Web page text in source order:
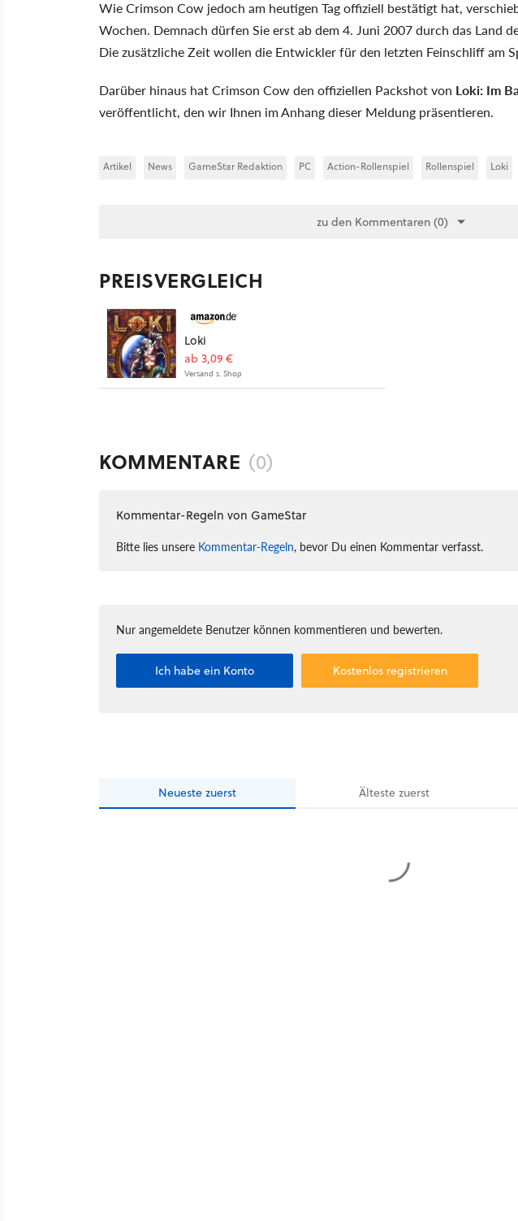
Wie Crimson Cow jedoch am heutigen Tag offiziell bestätigt hat,
Wochen. Demnach dürfen Sie erst ab dem 4. Juni 2007 durch das Land
Die zusätzliche Zeit wollen die Entwickler für den letzten Feinschliff am
Darüber hinaus hat Crimson Cow den offiziellen Packshot von Loki: Im
veröffentlicht, den wir Ihnen im Anhang dieser Meldung präsentieren.
Artikel News GameStar Redaktion PC Action-Rollenspiel Rollenspiel Loki
zu den Kommentaren (0)
PREISVERGLEICH
Loki
ab 3,09 €
Versand s. Shop
KOMMENTARE (0)
Kommentar-Regeln von GameStar
Bitte lies unsere Kommentar-Regeln, bevor Du einen Kommentar verfasst.
Nur angemeldete Benutzer können kommentieren und bewerten.
Ich habe ein Konto Kostenlos registrieren
Neueste zuerst Ältestezuerst